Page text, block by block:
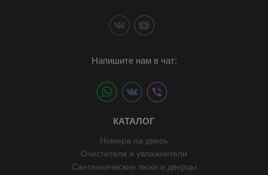
Напишите нам в чат:
КАТАЛОГ
Номера на дверь
Очистители и увлажнители
Сантехнические люки и дверцы